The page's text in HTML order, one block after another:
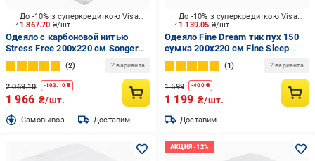
1 867.70 ₴/шт.
До -10% з суперкредиткою Visa Вигода
Одеяло с каpбоновой нитью
Stress Free 200x220 см Songer
und Sohne белый
2 2 варианта
2 069.10 -103.10 ₴
1 966 ₴/шт.
Cамовывоз Доставим
1 139.05 ₴/шт.
До -10% з суперкредиткою Visa Вигода
Одеяло Fine Dream тик пух 150
сумка 200x220 см Fine Sleep
белый
1 2 варианта
1 599 -400₴
1 199 ₴/шт.
Доставим